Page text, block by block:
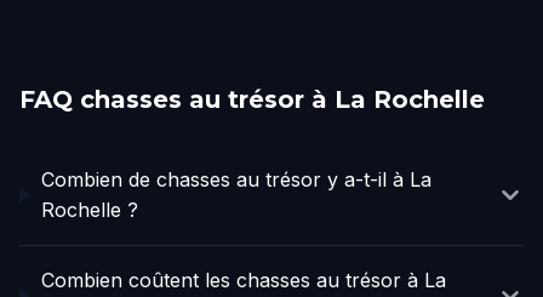
FAQ chasses au trésor à La Rochelle
Combien de chasses au trésor y a-t-il à La
Rochelle ?
Combien coûtent les chasses au trésor à La